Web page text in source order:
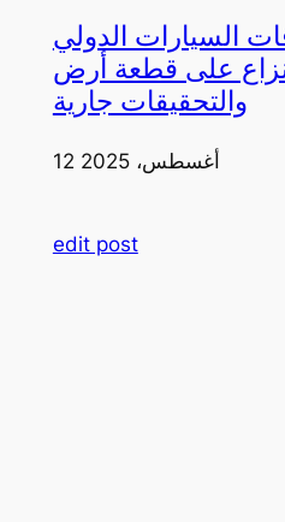
السيارات الدولي
نزاع على قطعة أرض
والتحقيقات جارية
12 أغسطس، 2025
edit post